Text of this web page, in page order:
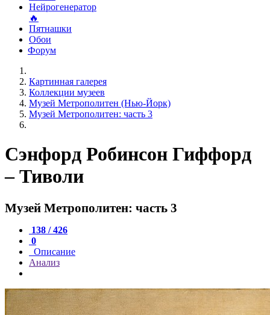
Нейрогенератор
🔥
Пятнашки
Обои
Форум
Картинная галерея
Коллекции музеев
Музей Метрополитен (Нью-Йорк)
Музей Метрополитен: часть 3
Сэнфорд Робинсон Гиффорд
– Тиволи
Музей Метрополитен: часть 3
138 / 426
0
Описание
Анализ